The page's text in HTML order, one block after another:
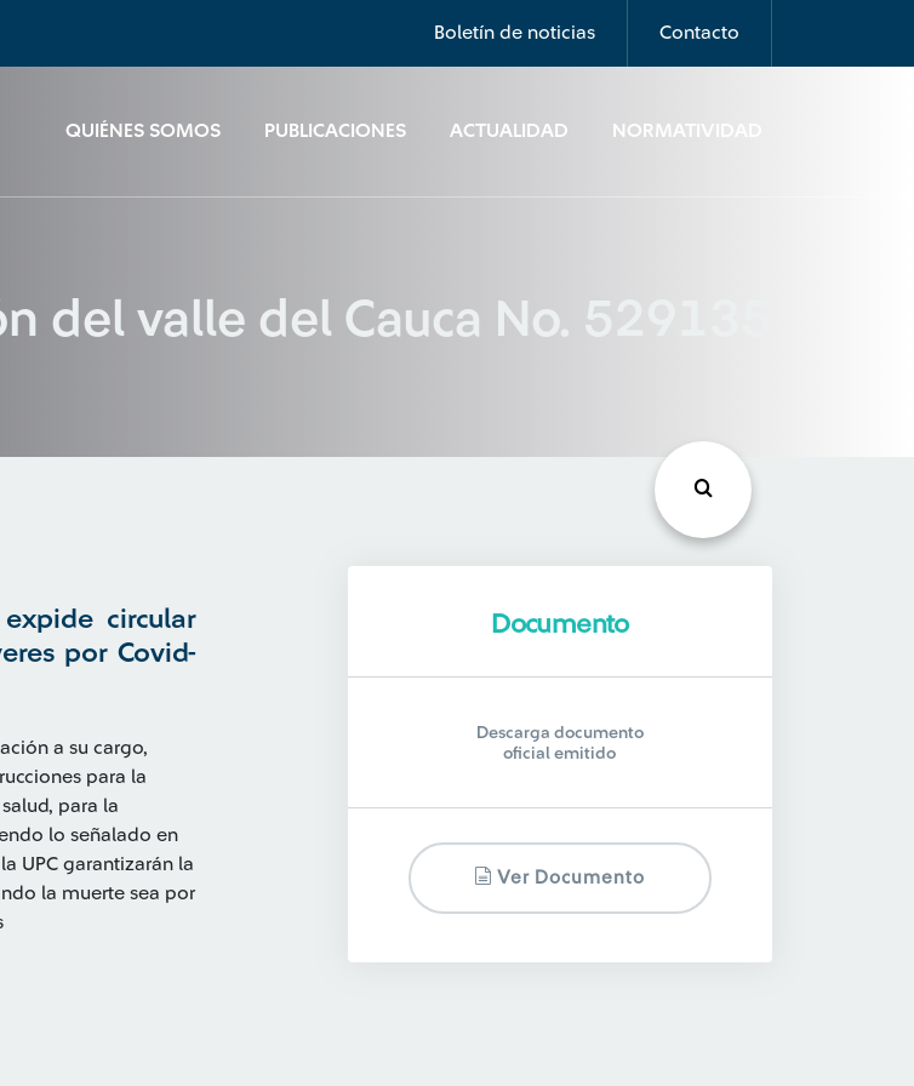
Boletín de noticias Contacto
QUIÉNES SOMOS PUBLICACIONES ACTUALIDAD NORMATIVIDAD
del valle del Cauca No. 529135
circular
por Covid-
a su cargo,
para la
para la
lo señalado en
UPC garantizarán la
la muerte sea por
Documento
Descarga documento
oficial emitido
Ver Documento